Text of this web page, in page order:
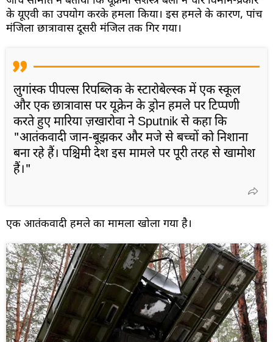
के यूएवी का उपयोग करके हमला किया। इस हमले के कारण, पांच
मंजिला छात्रावास दूसरी मंजिल तक गिर गया।
लुगांस्क पीपल्स रिपब्लिक के स्टारोबेल्स्क में एक स्कूल
और एक छात्रावास पर यूक्रेन के ड्रोन हमले पर टिप्पणी
करते हुए मारिया ज़खारोवा ने Sputnik से कहा कि
"आतंकवादी जान-बूझकर और मजे से बच्चों को निशाना
बना रहे हैं। पश्चिमी देश इस मामले पर पूरी तरह से खामोश
हैं।"
एक आतंकवादी हमले का मामला खोला गया है।